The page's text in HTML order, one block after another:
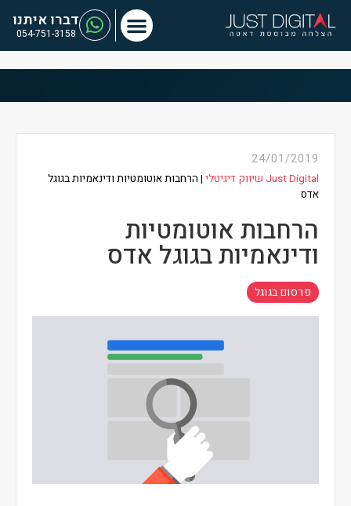
דברו איתנו
054-751-3158
24/01/2019
Just Digital שיווק דיגיטלי | הרחבות אוטומטיות ודינאמיות בגוגל
אדס
הרחבות אוטומטיות
ודינאמיות בגוגל אדס
פרסום בגוגל